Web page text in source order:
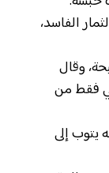
الفاسد،
وقال
فقط من
يتوب إلى